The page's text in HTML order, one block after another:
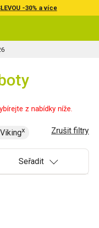
-30% a více
z nabídky níže.
Viking Zrušit filtry
Seřadit